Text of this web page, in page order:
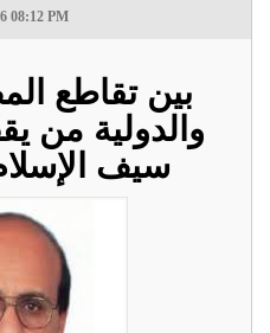
08:12 PM
بين تقاطع
والدولية من
سيف